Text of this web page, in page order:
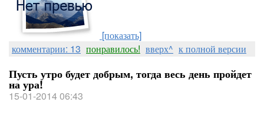
[показать]
комментарии: 13 понравилось! вверх^ к полной версии
Пусть утро будет добрым, тогда весь день пройдет
на ура!
15-01-2014 06:43